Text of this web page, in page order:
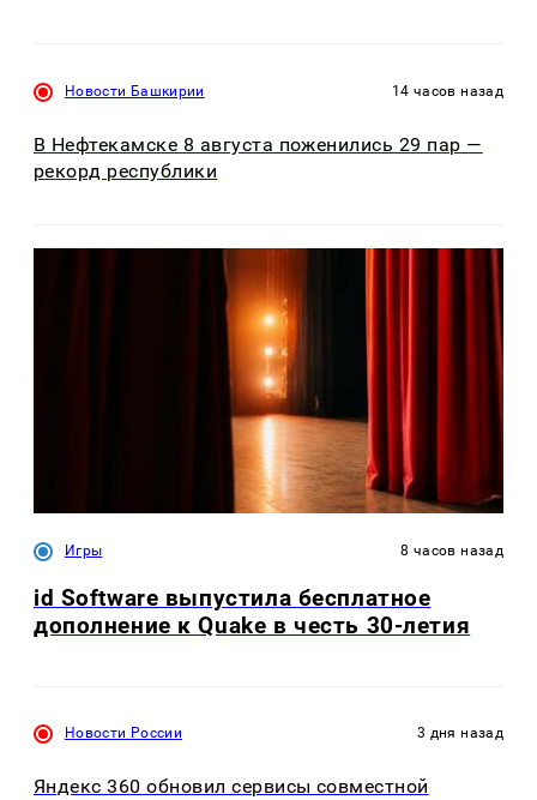
Новости Башкирии 14 часов назад
В Нефтекамске 8 августа поженились 29 пар —
рекорд республики
Игры 8 часов назад
id Software выпустила бесплатное
дополнение к Quake в честь 30-летия
Новости России 3 дня назад
Яндекс 360 обновил сервисы совместной